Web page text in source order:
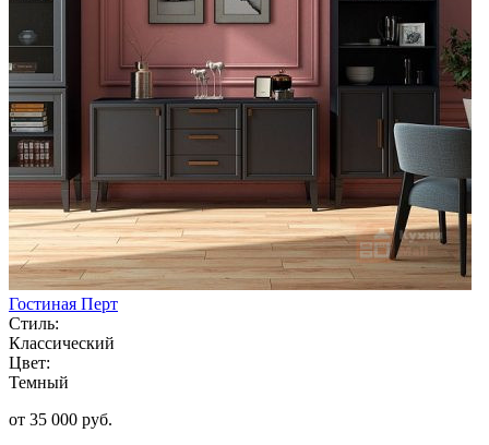
Гостиная Перт
Стиль:
Классический
Цвет:
Темный
от 35 000 руб.